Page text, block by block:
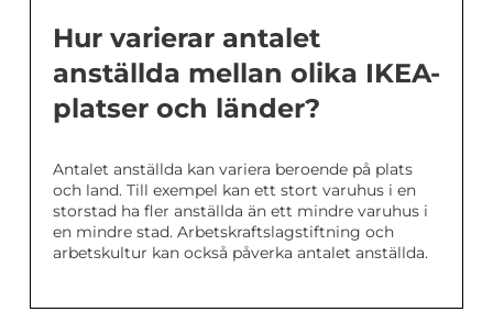
Hur varierar antalet
anställda mellan olika IKEA-
platser och länder?
Antalet anställda kan variera beroende på plats
och land. Till exempel kan ett stort varuhus i en
storstad ha fler anställda än ett mindre varuhus i
en mindre stad. Arbetskraftslagstiftning och
arbetskultur kan också påverka antalet anställda.